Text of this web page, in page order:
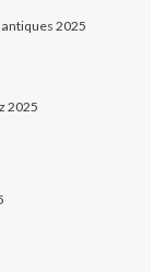
2025
2025